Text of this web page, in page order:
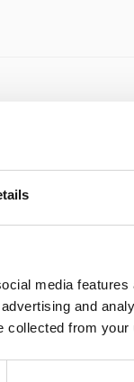
media
and
collected from